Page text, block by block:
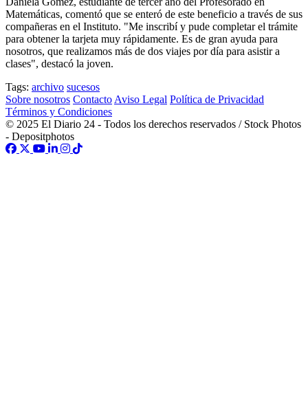
Matemáticas, comentó que se enteró de este beneficio a través de sus
compañeras en el Instituto. "Me inscribí y pude completar el trámite
para obtener la tarjeta muy rápidamente. Es de gran ayuda para
nosotros, que realizamos más de dos viajes por día para asistir a
clases", destacó la joven.
Tags: archivo sucesos
Sobre nosotros Contacto Aviso Legal Política de Privacidad
Términos y Condiciones
© 2025 El Diario 24 - Todos los derechos reservados / Stock Photos
- Depositphotos